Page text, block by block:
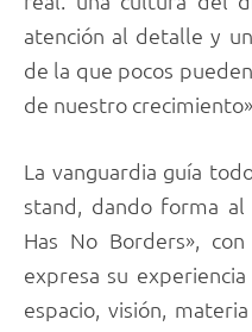
atención al detalle y
de la que pocos
de nuestro
La vanguardia guía
stand, dando forma al
Has No Borders»,
expresa su
espacio, visión,